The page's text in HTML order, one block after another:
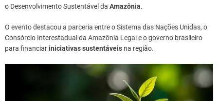
o Desenvolvimento Sustentável da Amazônia.
O evento destacou a parceria entre o Sistema das Nações Unidas, o
Consórcio Interestadual da Amazônia Legal e o governo brasileiro
para financiariniciativas sustentáveis na região.